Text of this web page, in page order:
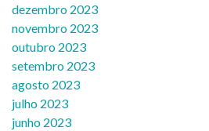
dezembro 2023
novembro 2023
outubro 2023
setembro 2023
agosto 2023
julho 2023
junho 2023